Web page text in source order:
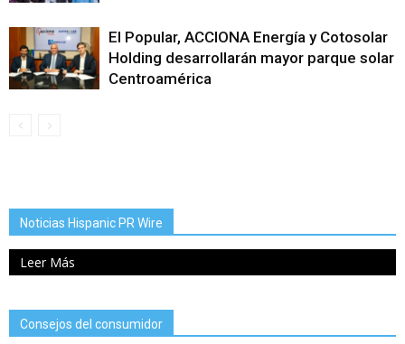
El Popular, ACCIONA Energía y Cotosolar
Holding desarrollarán mayor parque solar
Centroamérica
Noticias Hispanic PR Wire
Leer Más
Consejos del consumidor